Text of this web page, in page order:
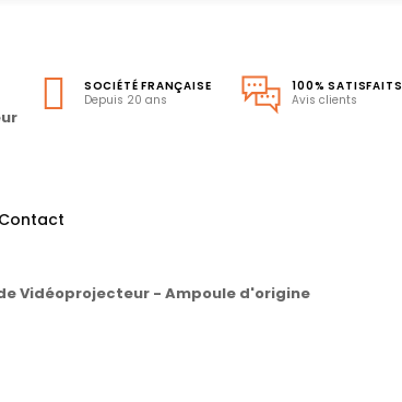
SOCIÉTÉ FRANÇAISE
Depuis 20 ans
100% SATISFAITS
Avis clients
Contact
de Vidéoprojecteur - Ampoule d'origine